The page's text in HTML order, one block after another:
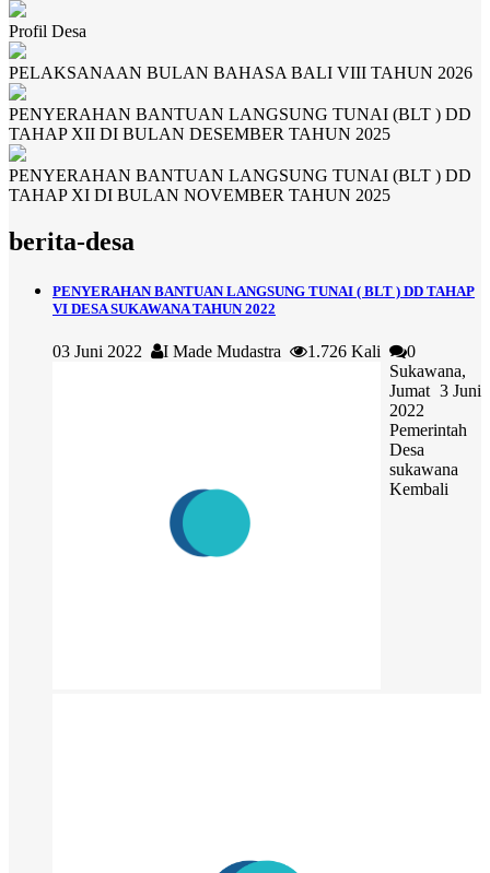
Profil Desa
PELAKSANAAN BULAN BAHASA BALI VIII TAHUN 2026
PENYERAHAN BANTUAN LANGSUNG TUNAI (BLT ) DD
TAHAP XII DI BULAN DESEMBER TAHUN 2025
PENYERAHAN BANTUAN LANGSUNG TUNAI (BLT ) DD
TAHAP XI DI BULAN NOVEMBER TAHUN 2025
berita-desa
PENYERAHAN BANTUAN LANGSUNG TUNAI ( BLT ) DD TAHAP
VI DESA SUKAWANA TAHUN 2022
03 Juni 2022 I Made Mudastra 1.726 Kali
0
Sukawana,
Jumat 3 Juni
2022
Pemerintah
Desa
sukawana
Kembali